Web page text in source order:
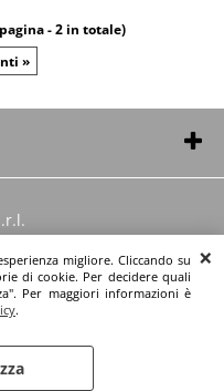
migliore. Cliccando su
di cookie. Per decidere quali
Per maggiori informazioni è
.
- 2 in totale)
»
cookie